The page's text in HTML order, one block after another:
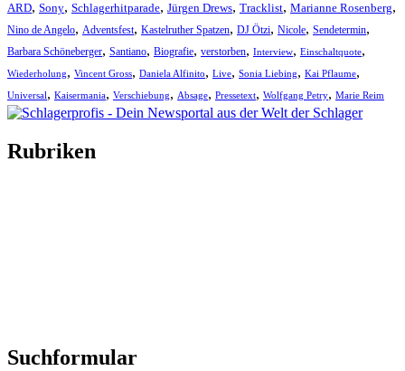
ARD, Sony, Schlagerhitparade, Jürgen Drews, Tracklist, Marianne Rosenberg,
Nino de Angelo, Adventsfest, Kastelruther Spatzen, DJ Ötzi, Nicole, Sendetermin,
Barbara Schöneberger, Santiano, Biografie, verstorben, Interview, Einschaltquote,
Wiederholung, Vincent Gross, Daniela Alfinito, Live, Sonia Liebing, Kai Pflaume,
Universal, Kaisermania, Verschiebung, Absage, Pressetext, Wolfgang Petry, Marie Reim
Rubriken
Suchformular